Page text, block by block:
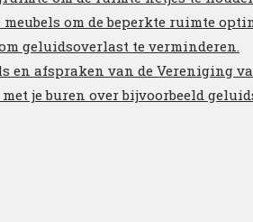
om de beperkte ruimte
geluidsoverlast te verminderen.
en afspraken van de Vereniging
je buren over bijvoorbeeld